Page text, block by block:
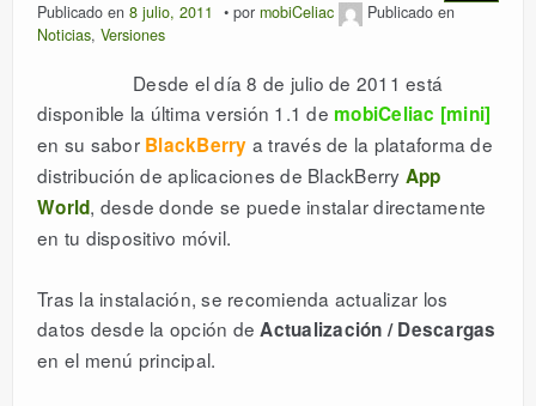
PRODUCTOS
ESPAÑOL
Publicado en 8 julio, 2011 por mobiCeliac
Publicado en
Noticias, Versiones
Desde el día 8 de julio de 2011 está
disponible la última versión 1.1 de mobiCeliac [mini]
en su sabor BlackBerry a través de la plataforma de
distribución de aplicaciones de BlackBerry App
World, desde donde se puede instalar directamente
en tu dispositivo móvil.
Tras la instalación, se recomienda actualizar los
datos desde la opción de Actualización / Descargas
en el menú principal.